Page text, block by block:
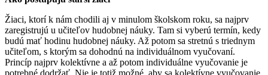
Žiaci, ktorí k nám chodili aj v minulom školskom roku, sa najprv
zaregistrujú u učiteľov hudobnej náuky. Tam si vyberú termín, kedy
budú mať hodinu hudobnej náuky. Až potom sa stretnú s triednym
učiteľom, s ktorým sa dohodnú na individuálnom vyučovaní.
Princíp najprv kolektívne a až potom individuálne vyučovanie je
potrebné dodržať. Nie je totiž možné, aby sa kolektívne vyučovanie